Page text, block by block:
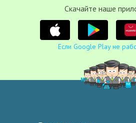
Cкачайте наше
Если Google Play не